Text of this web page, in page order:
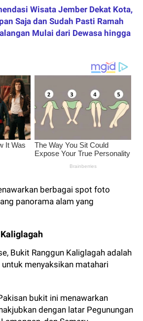
Wisata Jember Dekat Kota,
Saja dan Sudah Pasti Ramah
Mulai dari Dewasa hingga
berbagai spot foto
panorama alam yang
Bukit Ranggun Kaliglagah adalah
menyaksikan matahari
bukit ini menawarkan
dengan latar Pegunungan